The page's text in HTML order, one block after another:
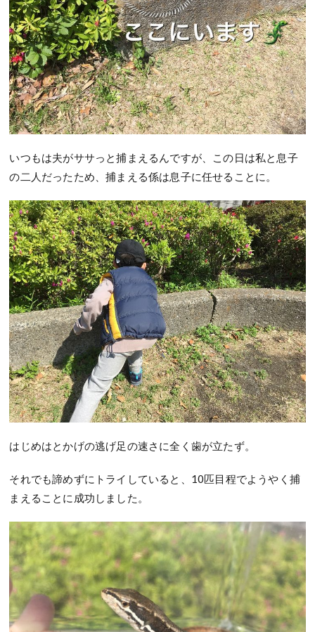
いつもは夫がササっと捕まえるんですが、この日は私と息子
の二人だったため、捕まえる係は息子に任せることに。
はじめはとかげの逃げ足の速さに全く歯が立たず。
それでも諦めずにトライしていると、10匹目程でようやく捕
まえることに成功しました。